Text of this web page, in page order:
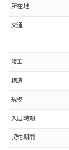
所在地
交通
竣工
構造
規模
入居時期
契約期間